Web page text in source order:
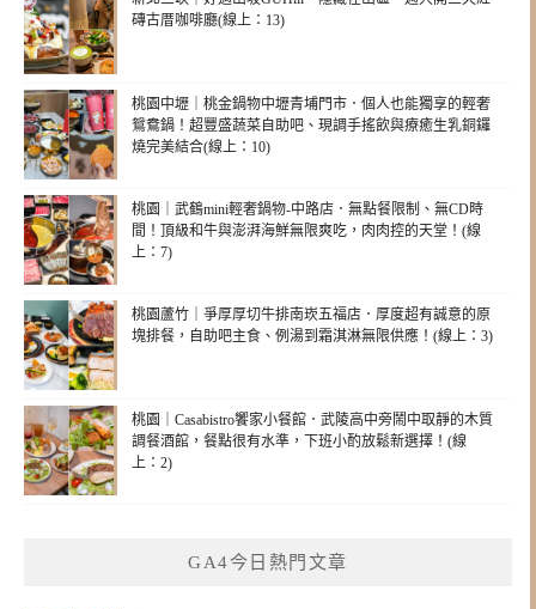
磚古厝咖啡廳(線上：13)
桃園中壢｜桃金鍋物中壢青埔門市．個人也能獨享的輕奢
鴛鴦鍋！超豐盛蔬菜自助吧、現調手搖飲與療癒生乳銅鑼
燒完美結合(線上：10)
桃園｜武鶴mini輕奢鍋物-中路店．無點餐限制、無CD時
間！頂級和牛與澎湃海鮮無限爽吃，肉肉控的天堂！(線
上：7)
桃園蘆竹｜爭厚厚切牛排南崁五福店．厚度超有誠意的原
塊排餐，自助吧主食、例湯到霜淇淋無限供應！(線上：3)
桃園｜Casabistro饗家小餐館．武陵高中旁鬧中取靜的木質
調餐酒館，餐點很有水準，下班小酌放鬆新選擇！(線
上：2)
GA4今日熱門文章